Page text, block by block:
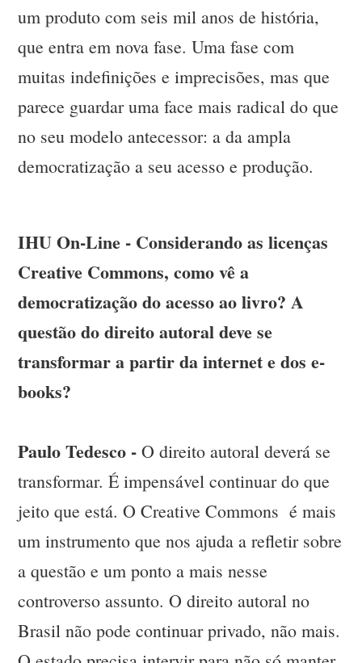
um produto com seis mil anos de história,
que entra em nova fase. Uma fase com
muitas indefinições e imprecisões, mas que
parece guardar uma face mais radical do que
no seu modelo antecessor: a da ampla
democratização a seu acesso e produção.
IHU On-Line - Considerando as licenças
Creative Commons, como vê a
democratização do acesso ao livro? A
questão do direito autoral deve se
transformar a partir da internet e dos e-
books?
Paulo Tedesco -O direito autoral deverá se
transformar. É impensável continuar do que
jeito que está. O Creative Commons é mais
um instrumento que nos ajuda a refletir sobre
a questão e um ponto a mais nesse
controverso assunto. O direito autoral no
Brasil não pode continuar privado, não mais.